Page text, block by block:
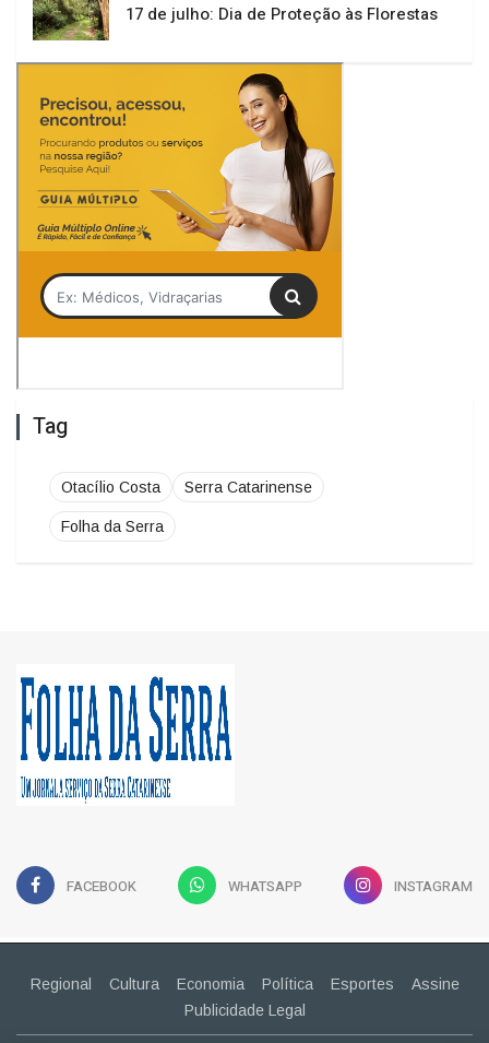
17 de julho: Dia de Proteção às Florestas
Tag
Otacílio Costa Serra Catarinense
Folha da Serra
FACEBOOK WHATSAPP INSTAGRAM
Regional Cultura Economia Política Esportes
Assine
Publicidade Legal